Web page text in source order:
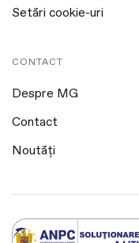
Setări cookie-uri
CONTACT
Despre MG
Contact
Noutăți